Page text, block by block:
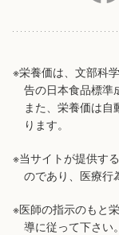
※栄養価は、文部科
告の日本食品標準
また、栄養価は自
ります。
※当サイトが提供す
のであり、医療行
※医師の指示のもと
導に従って下さい。